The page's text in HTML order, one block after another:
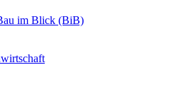
im Blick (BiB)